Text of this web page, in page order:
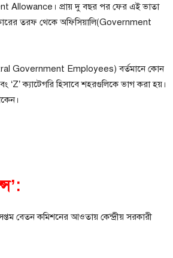
Allowance। প্রায় দু বছর পর ফের এই ভাতা
তরফ থেকে অফিসিয়ালি(Government
Government Employees) বর্তমানে কোন
‘Z’ ক্যাটেগরি হিসাবে শহরগুলিকে ভাগ করা হয়।
বেতন কমিশনের আওতায় কেন্দ্রীয় সরকারী